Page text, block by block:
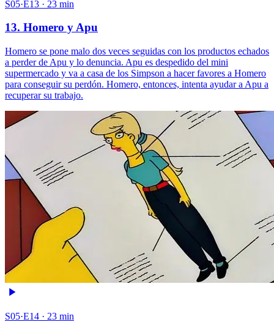
S05·E13 · 23 min
13. Homero y Apu
Homero se pone malo dos veces seguidas con los productos echados
a perder de Apu y lo denuncia. Apu es despedido del mini
supermercado y va a casa de los Simpson a hacer favores a Homero
para conseguir su perdón. Homero, entonces, intenta ayudar a Apu a
recuperar su trabajo.
S05·E14 · 23 min